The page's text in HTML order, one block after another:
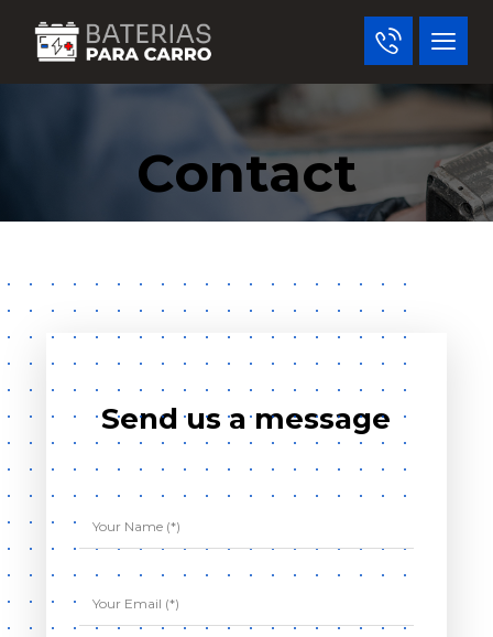
Contact
Send us a message